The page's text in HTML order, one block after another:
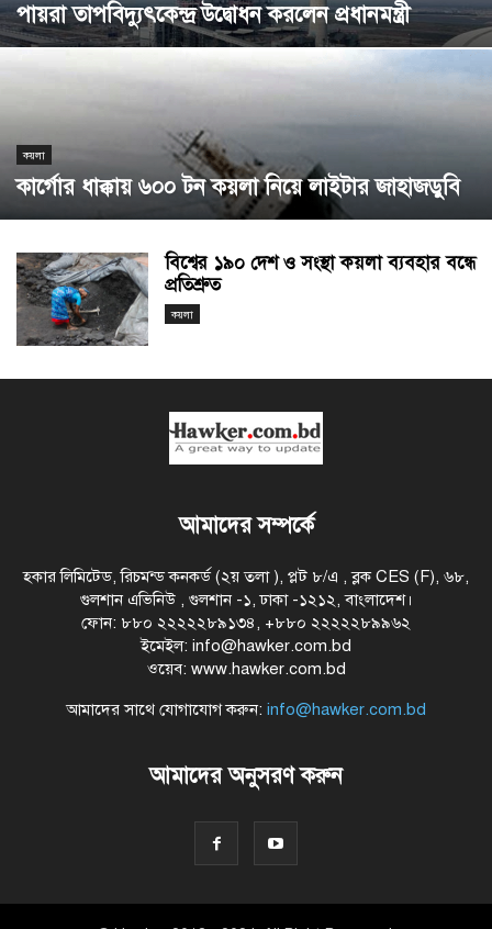
পায়রা তাপবিদ্যুৎকেন্দ্র উদ্বোধন করলেন প্রধানমন্ত্রী
কয়লা
কার্গোর ধাক্কায় ৬০০ টন কয়লা নিয়ে লাইটার জাহাজডুবি
বিশ্বের ১৯০ দেশ ও সংস্থা কয়লা ব্যবহার বন্ধে
প্রতিশ্রুত
কয়লা
আমাদের সম্পর্কে
হকার লিমিটেড, রিচমন্ড কনকর্ড (২য় তলা ), প্লট ৮/এ , ব্লক CES (F), ৬৮,
গুলশান এভিনিউ , গুলশান -১, ঢাকা -১২১২, বাংলাদেশ।
ফোন: ৮৮০ ২২২২২৮৯১৩৪, +৮৮০ ২২২২২৮৯৯৬২
ইমেইল: info@hawker.com.bd
ওয়েব: www.hawker.com.bd
আমাদের সাথে যোগাযোগ করুন: info@hawker.com.bd
আমাদের অনুসরণ করুন